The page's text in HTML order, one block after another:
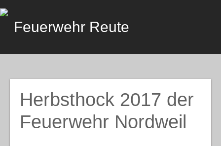
to
contentFeuerwehr Reute
Herbsthock 2017 der
Feuerwehr Nordweil